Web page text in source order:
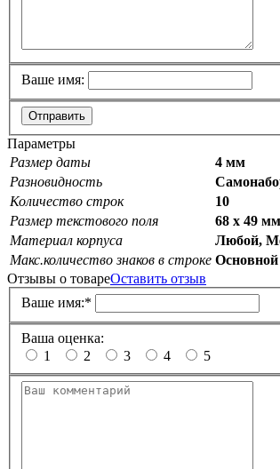
Ваше имя:
Отправить
Параметры
Размер даты
4 мм
Разновидность
Количество строк
10
Размер текстового поля
68 х 49 мм
Материал корпуса
Любой,
Макс.количество знаков в строке
Отзывы о товареОставить отзыв
Ваше имя:*
Ваша оценка:
1
2 3 4 5